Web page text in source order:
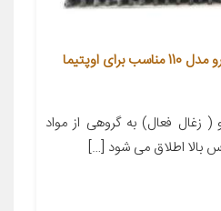
فیلتر کربن فعال کابین خودرو مدل 110 مناسب برای اوپتیما
زغال فعال) به گروهی از مواد
بالا اطلاق می شود […]